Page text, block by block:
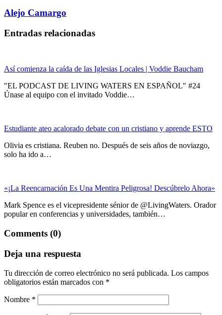
Alejo Camargo
Entradas relacionadas
Así comienza la caída de las Iglesias Locales | Voddie Baucham
"EL PODCAST DE LIVING WATERS EN ESPAÑOL" #24
Únase al equipo con el invitado Voddie…
Estudiante ateo acalorado debate con un cristiano y aprende ESTO
Olivia es cristiana. Reuben no. Después de seis años de noviazgo,
solo ha ido a…
«¡La Reencarnación Es Una Mentira Peligrosa! Descúbrelo Ahora»
Mark Spence es el vicepresidente sénior de @LivingWaters. Orador
popular en conferencias y universidades, también…
Comments (0)
Deja una respuesta
Tu dirección de correo electrónico no será publicada. Los campos
obligatorios están marcados con *
Nombre *